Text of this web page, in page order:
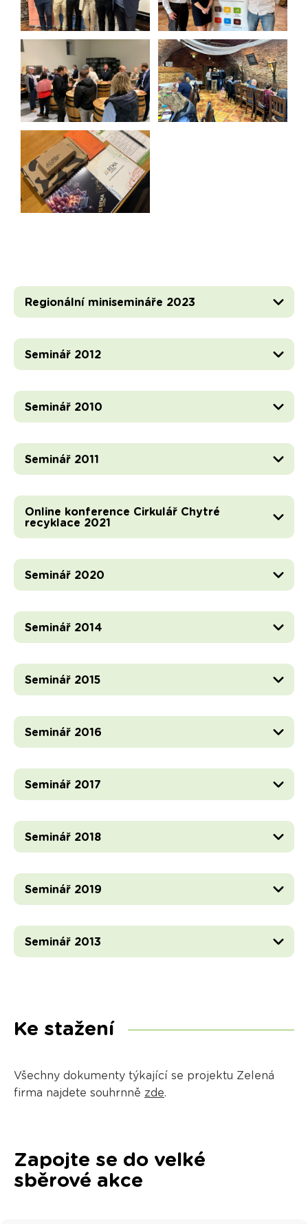
Regionální minisemináře 2023
Seminář 2012
Seminář 2010
Seminář 2011
Online konference Cirkulář Chytré
recyklace 2021
Seminář 2020
Seminář 2014
Seminář 2015
Seminář 2016
Seminář 2017
Seminář 2018
Seminář 2019
Seminář 2013
Ke stažení
Všechny dokumenty týkající se projektu Zelená
firma najdete souhrnně zde.
Zapojte se do velké
sběrové akce